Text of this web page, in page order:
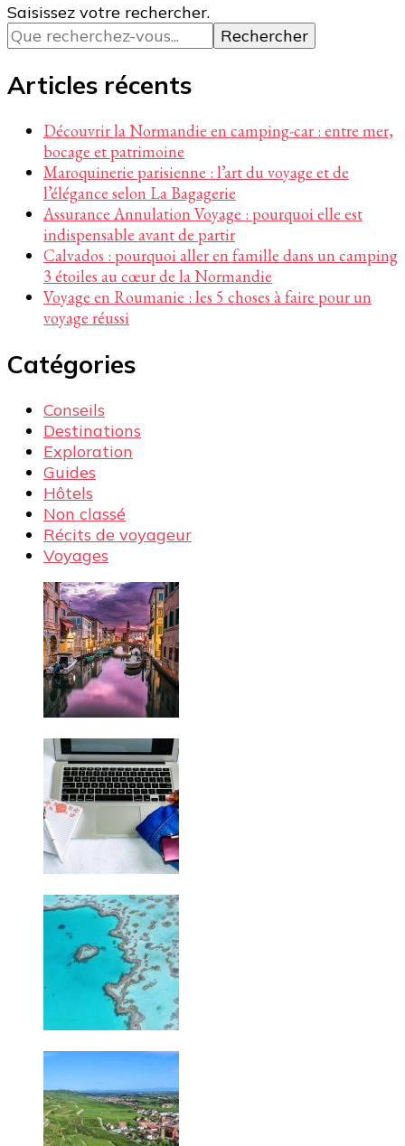
Vous
recherchiez
quelque
chose ?
Saisissez votre rechercher.
Articles récents
Découvrir la Normandie en camping-car : entre mer,
bocage et patrimoine
Maroquinerie parisienne : l’art du voyage et de
l’élégance selon La Bagagerie
Assurance Annulation Voyage : pourquoi elle est
indispensable avant de partir
Calvados : pourquoi aller en famille dans un camping
3 étoiles au cœur de la Normandie
Voyage en Roumanie : les 5 choses à faire pour un
voyage réussi
Catégories
Conseils
Destinations
Exploration
Guides
Hôtels
Non classé
Récits de voyageur
Voyages